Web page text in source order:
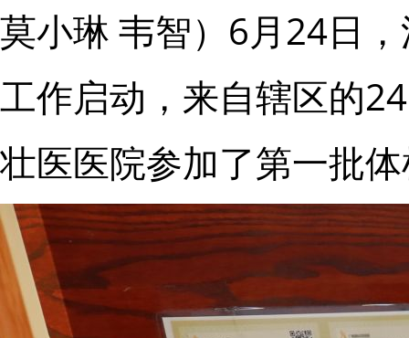
莫小琳 韦智）6月24日
工作启动，来自辖区的
壮医医院参加了第一批